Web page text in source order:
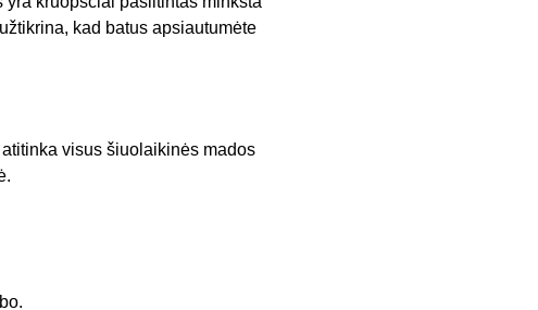
kad batus apsiautumėte
visus šiuolaikinės mados